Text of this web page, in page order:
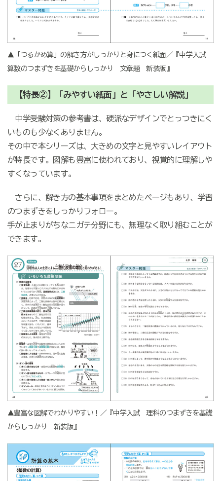
▲「つるかめ算」の解き方がしっかりと身につく紙面／『中学入試
算数のつまずきを基礎からしっかり 文章題 新装版』
【特長②】「みやすい紙面」と「やさしい解説」
中学受験対策の参考書は、硬派なデザインでとっつきにく
いものも少なくありません。
その中で本シリーズは、大きめの文字と見やすいレイアウト
が特長です。図解も豊富に使われており、視覚的に理解しや
すくなっています。
さらに、解き方の基本事項をまとめたページもあり、学習
のつまずきをしっかりフォロー。
手が止まりがちなニガテ分野にも、無理なく取り組むことが
できます。
▲豊富な図解でわかりやすい！／『中学入試 理科のつまずきを基礎
からしっかり 新装版』